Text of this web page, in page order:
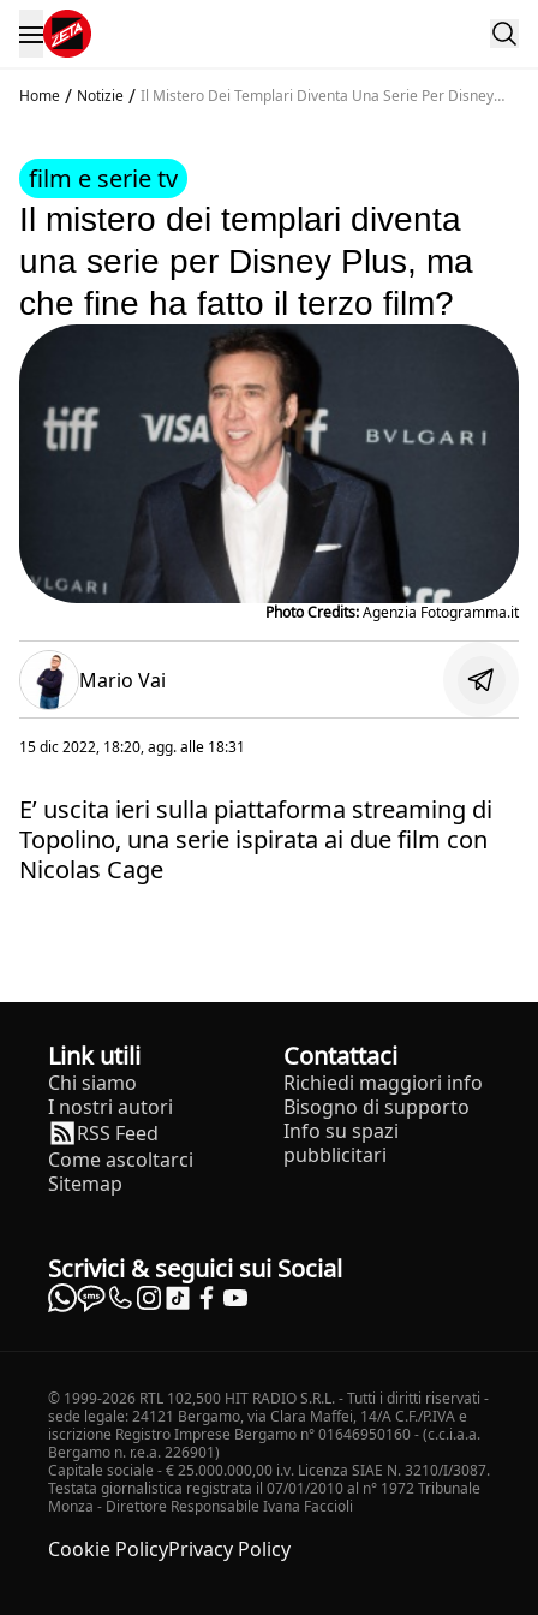
Home / Notizie / Il Mistero Dei Templari Diventa Una Serie Per Disney
film e serie tv
Il mistero dei templari diventa
una serie per Disney Plus, ma
che fine ha fatto il terzo film?
Photo Credits:Agenzia Fotogramma.it
Mario Vai
15 dic 2022, 18:20, agg. alle 18:31
E’ uscita ieri sulla piattaforma streaming di
Topolino, una serie ispirata ai due film con
Nicolas Cage
Link utili
Chi siamo
I nostri autori
RSS Feed
Come ascoltarci
Sitemap
Contattaci
Richiedi maggiori info
Bisogno di supporto
Info su spazi
pubblicitari
Scrivici & seguici sui Social
© 1999-2026 RTL 102,500 HIT RADIO S.R.L. - Tutti i diritti riservati -
sede legale: 24121 Bergamo, via Clara Maffei, 14/A C.F./P.IVA e
iscrizione Registro Imprese Bergamo n° 01646950160 - (c.c.i.a.a.
Bergamo n. r.e.a. 226901)
Capitale sociale - € 25.000.000,00 i.v. Licenza SIAE N. 3210/I/3087.
Testata giornalistica registrata il 07/01/2010 al n° 1972 Tribunale
Monza - Direttore Responsabile Ivana Faccioli
Cookie PolicyPrivacy Policy